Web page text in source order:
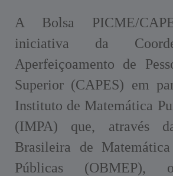
A Bolsa PICME/
iniciativa da
Aperfeiçoamento de
Superior (CAPES) em
Instituto de Matemática
(IMPA) que, através
Brasileira de
Públicas (OBMEP),